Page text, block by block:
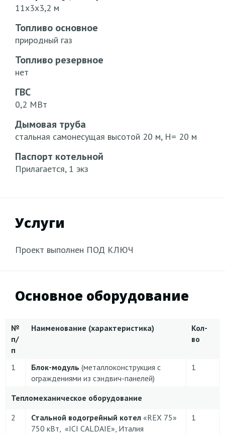
11х3х3,2 м
Топливо основное
природный газ
Топливо резервное
нет
ГВС
0,2 МВт
Дымовая труба
стальная самонесущая высотой 20 м, Н= 20 м
Паспорт котельной
Прилагается, 1 экз
Услуги
Проект выполнен ПОД КЛЮЧ
Основное оборудование
№
п/
п
Наименование (характеристика)
Кол-
во
1 Блок-модуль (металлоконструкция с
ограждениями из сэндвич-панелей)
1
Тепломеханическое оборудование
2
Стальной водогрейный котел «REX 75»
750 кВт, «ICI CALDAIE», Италия
1